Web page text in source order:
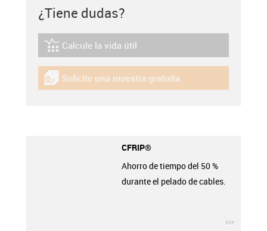
¿Tiene dudas?
igus-icon-lebensdauerrechner
Calcule la vida útil
igus-icon-gratismuster
Solicite una muestra gratuita
CFRIP®
Ahorro de tiempo del 50 %
durante el pelado de cables.